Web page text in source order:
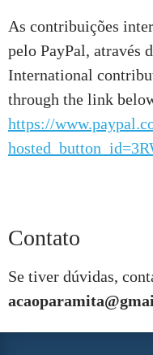
As contribuições
pelo PayPal, através
International
through the link
https://
Contato
Se tiver dúvidas,